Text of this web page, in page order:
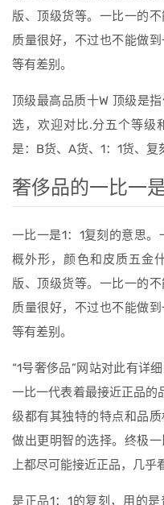
版、顶级货等。一比一的
质量很好，不过也不能做
等有差别。
顶级最高品质十W 顶级是
选，欢迎对比.分五个等级
是：B货、A货、1：1货、复
奢侈品的一比一
一比一是1：1复刻的意思
概外形，颜色和皮质五金
版、顶级货等。一比一的
质量很好，不过也不能做
等有差别。
“1号奢侈品”网站对此有详
一比一代表着最接近正品的
级都有其独特的特点和品
做出更明智的选择。终极
上都尽可能接近正品，几乎
是正品1：1的复刻，用的